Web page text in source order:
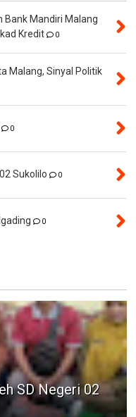
Bank Mandiri Malang
Kredit
0
Malang, Sinyal Politik
0
Sukolilo 0
0
SD Negeri 02